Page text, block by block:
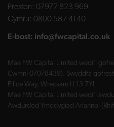
Preston: 07977 823 969
Cymru: 0800 587 4140
E-bost: info@fwcapital.co.uk
Mae FW Capital Limited wedi'i
Cwmni 07078439). Swyddfa
Ellice Way, Wrecsam LL13 7YL.
Mae FW Capital Limited wedi'i
Awdurdod Ymddygiad Ariannol